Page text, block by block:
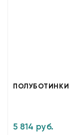
ПОЛУБОТИНКИ
5 814 руб.